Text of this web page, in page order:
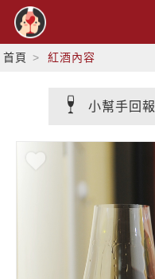
首頁 紅酒內容
小幫手回報